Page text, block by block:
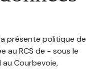
présente politique de
au RCS de - sous le
Courbevoie,